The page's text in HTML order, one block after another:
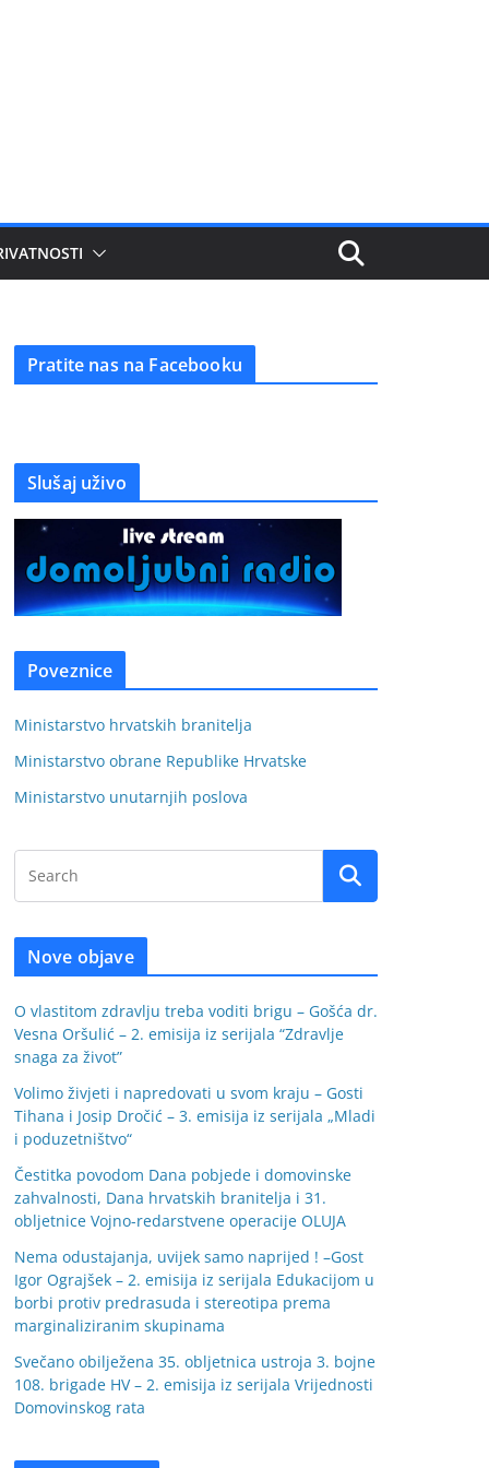
Pratite nas na Facebooku
Slušaj uživo
Poveznice
Ministarstvo hrvatskih branitelja
Ministarstvo obrane Republike Hrvatske
Ministarstvo unutarnjih poslova
Nove objave
O vlastitom zdravlju treba voditi brigu – Gošća dr.
Vesna Oršulić – 2. emisija iz serijala “Zdravlje
snaga za život”
Volimo živjeti i napredovati u svom kraju – Gosti
Tihana i Josip Dročić – 3. emisija iz serijala „Mladi
i poduzetništvo“
Čestitka povodom Dana pobjede i domovinske
zahvalnosti, Dana hrvatskih branitelja i 31.
obljetnice Vojno-redarstvene operacije OLUJA
Nema odustajanja, uvijek samo naprijed ! –Gost
Igor Ograjšek – 2. emisija iz serijala Edukacijom u
borbi protiv predrasuda i stereotipa prema
marginaliziranim skupinama
Svečano obilježena 35. obljetnica ustroja 3. bojne
108. brigade HV – 2. emisija iz serijala Vrijednosti
Domovinskog rata